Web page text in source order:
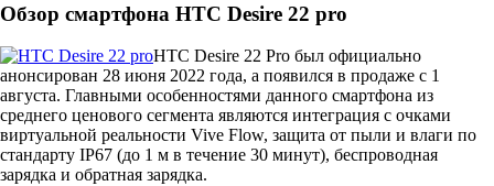
Обзор смартфона HTC Desire 22 pro
HTC Desire 22 Pro был официально
анонсирован 28 июня 2022 года, а появился в продаже с 1
августа. Главными особенностями данного смартфона из
среднего ценового сегмента являются интеграция с очками
виртуальной реальности Vive Flow, защита от пыли и влаги по
стандарту IP67 (до 1 м в течение 30 минут), беспроводная
зарядка и обратная зарядка.